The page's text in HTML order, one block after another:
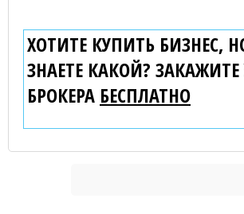
ХОТИТЕ КУПИТЬ БИЗНЕС,
ЗНАЕТЕ КАКОЙ? ЗАКАЖИТЕ
БРОКЕРА БЕСПЛАТНО